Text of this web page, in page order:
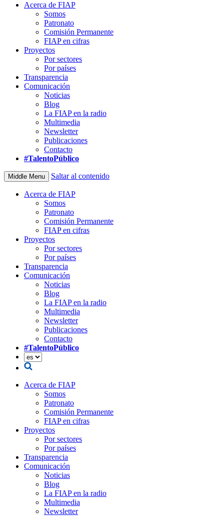
Acerca de FIAP
Somos
Patronato
Comisión Permanente
FIAP en cifras
Proyectos
Por sectores
Por países
Transparencia
Comunicación
Noticias
Blog
La FIAP en la radio
Multimedia
Newsletter
Publicaciones
Contacto
#TalentoPúblico
Middle Menu Saltar al contenido
Acerca de FIAP
Somos
Patronato
Comisión Permanente
FIAP en cifras
Proyectos
Por sectores
Por países
Transparencia
Comunicación
Noticias
Blog
La FIAP en la radio
Multimedia
Newsletter
Publicaciones
Contacto
#TalentoPúblico
Acerca de FIAP
Somos
Patronato
Comisión Permanente
FIAP en cifras
Proyectos
Por sectores
Por países
Transparencia
Comunicación
Noticias
Blog
La FIAP en la radio
Multimedia
Newsletter